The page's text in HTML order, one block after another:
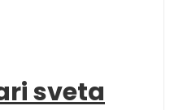
sveta